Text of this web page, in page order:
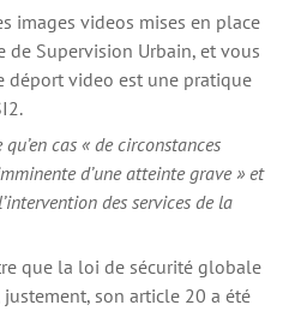
images videos mises en place
de Supervision Urbain, et vous
déport video est une pratique
cas « de circonstances
d’une atteinte grave » et
des services de la
que la loi de sécurité globale
son article 20 a été